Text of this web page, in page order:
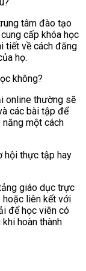
tâm đào tạo
cấp khóa học
tiết về cách đăng
họ.
không?
online thường sẽ
các bài tập để
năng một cách
hội thực tập hay
giáo dục trực
hoặc liên kết với
để học viên có
hoàn thành